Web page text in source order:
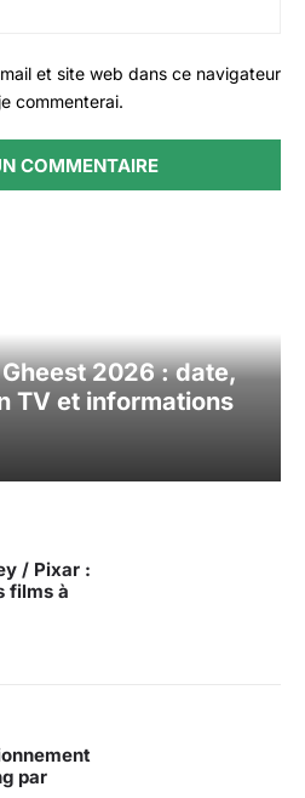
et site web dans ce navigateur
commenterai.
2026 : date,
TV et informations
/ Pixar :
films à
par